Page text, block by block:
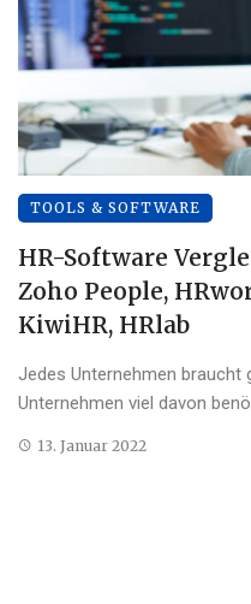
TOOLS & SOFTWARE
HR-Software
Zoho People,
KiwiHR, HRlab
Jedes Unternehmen braucht
Unternehmen viel davon
13. Januar 2022